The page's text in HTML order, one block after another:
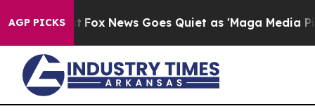
AGP PICKS
Exist Fox News Goes Quiet as 'Maga Media